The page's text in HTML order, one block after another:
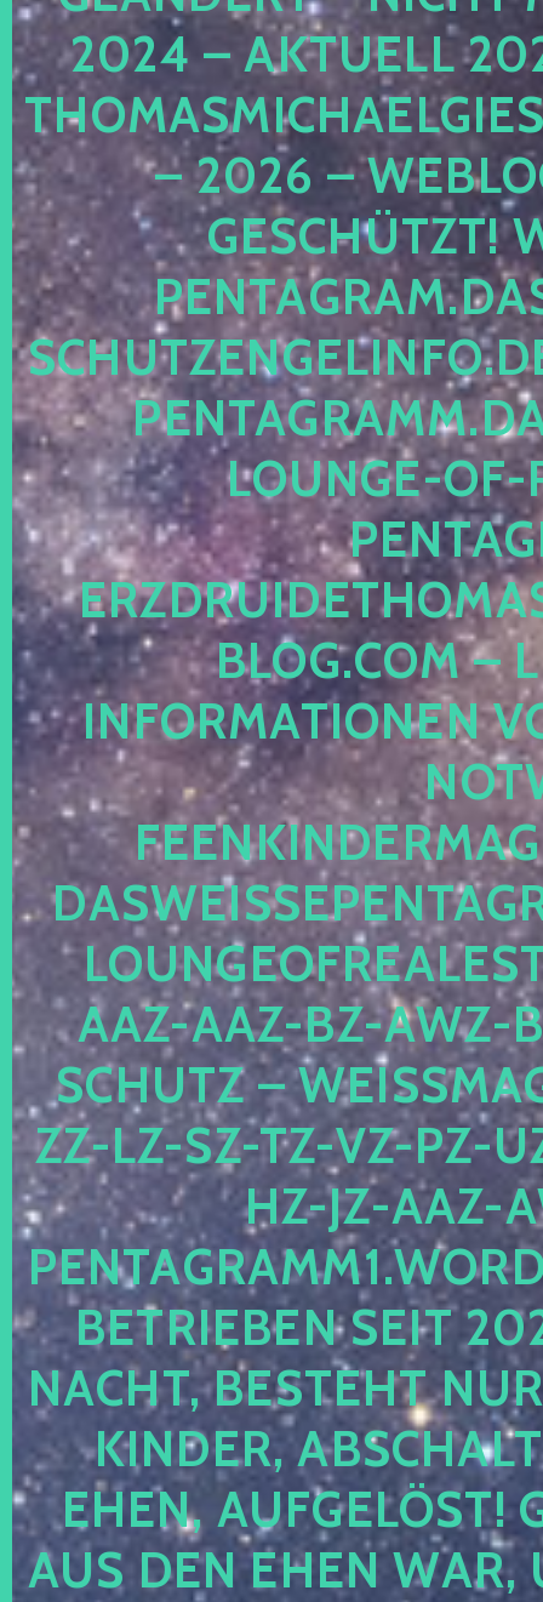
2024 – AKTUELL
– 2026 –
ESCHÜTZT!
OUNGE-OF-
LOG.COM –
NFORMATIONEN
AZ-AAZ-BZ-AWZ-
CHUTZ –
-LZ-SZ-TZ-VZ-PZ-UZ-
-JZ-AAZ-
TRIEBEN SEIT 2024
CHT, BESTEHT NUR
NDER,
EN, AUFGELÖST!
S DEN EHEN WAR,